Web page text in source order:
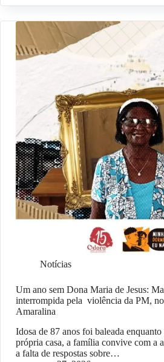
Notícias
Um ano sem Dona Maria de Jesus:
interrompida pela violência da PM,
Amaralina
Idosa de 87 anos foi baleada enquanto
própria casa, a família convive com a
a falta de respostas sobre…